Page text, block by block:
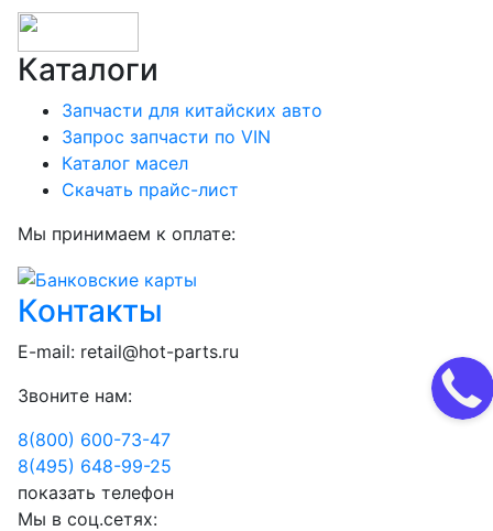
Каталоги
Запчасти для китайских авто
Запрос запчасти по VIN
Каталог масел
Скачать прайс-лист
Мы принимаем к оплате:
Контакты
E-mail: retail@hot-parts.ru
Звоните нам:
8(800) 600-73-47
8(495) 648-99-25
показать телефон
Мы в соц.сетях: